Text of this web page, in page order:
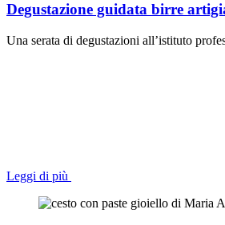
Degustazione guidata birre
Una serata di degustazioni all’istituto
Leggi di più